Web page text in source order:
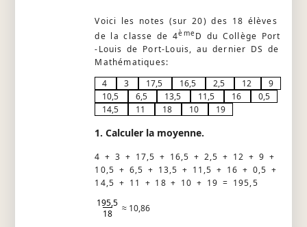
Voici les notes (sur 20) des 18 élèves
de la classe de 4ème D du Collège Port
-Louis de Port-Louis, au dernier DS de
Mathématiques:
4
3 17,5 16,5 2,5 12
9
10,5
6,5 13,5 11,5 16
0,5
14,5
11 18 10 19
1. Calculer la moyenne.
4 + 3 + 17,5 + 16,5 + 2,5 + 12 + 9 +
10,5 + 6,5 + 13,5 + 11,5 + 16 + 0,5 +
14,5 + 11 + 18 + 10 + 19 = 195,5
195,5
18
≈ 10,86